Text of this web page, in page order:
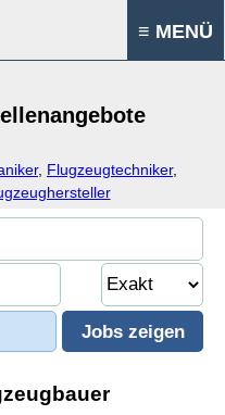
≡ MENÜ
, Flugzeugtechniker,